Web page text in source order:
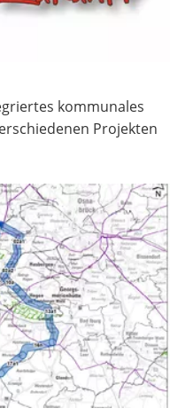
kommunales
Projekten